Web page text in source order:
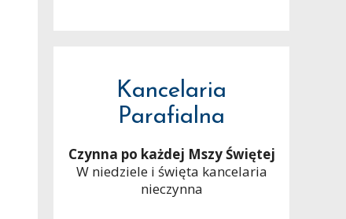
Kancelaria
Parafialna
Czynna po każdej Mszy Świętej
W niedziele i święta kancelaria
nieczynna